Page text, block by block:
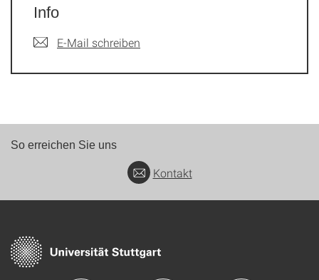
Info
E-Mail schreiben
So erreichen Sie uns
Kontakt